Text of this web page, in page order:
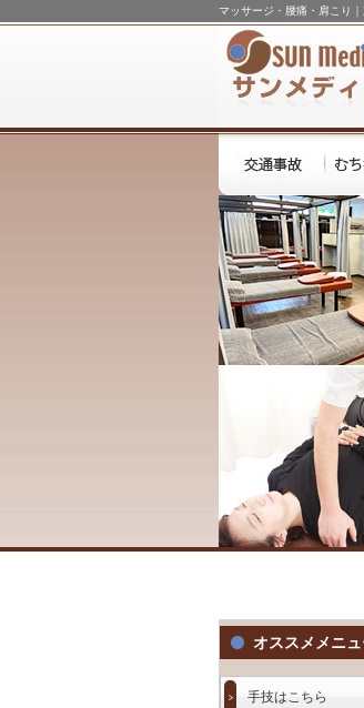
マッサージ・腰痛・肩こり
オススメメニ
手技はこちら